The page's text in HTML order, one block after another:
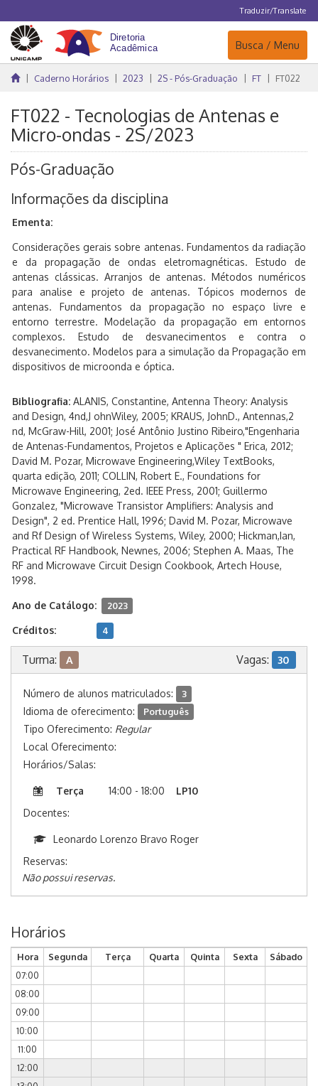
Traduzir/Translate
Navegação
Busca / Menu
Caderno Horários 2023 2S - Pós-Graduação FT FT022
FT022 - Tecnologias de Antenas e
Micro-ondas - 2S/2023
Pós-Graduação
Informações da disciplina
Ementa:
Considerações gerais sobre antenas. Fundamentos da radiação
e da propagação de ondas eletromagnéticas. Estudo de
antenas clássicas. Arranjos de antenas. Métodos numéricos
para analise e projeto de antenas. Tópicos modernos de
antenas. Fundamentos da propagação no espaço livre e
entorno terrestre. Modelação da propagação em entornos
complexos. Estudo de desvanecimentos e contra o
desvanecimento. Modelos para a simulação da Propagação em
dispositivos de microonda e óptica.
Bibliografia: ALANIS, Constantine, Antenna Theory: Analysis
and Design, 4nd,J ohnWiley, 2005; KRAUS, JohnD., Antennas,2
nd, McGraw-Hill, 2001; José Antônio Justino Ribeiro,"Engenharia
de Antenas-Fundamentos, Projetos e Aplicações " Erica, 2012;
David M. Pozar, Microwave Engineering,Wiley TextBooks,
quarta edição, 2011; COLLIN, Robert E., Foundations for
Microwave Engineering, 2ed. IEEE Press, 2001; Guillermo
Gonzalez, "Microwave Transistor Amplifiers: Analysis and
Design", 2 ed. Prentice Hall, 1996; David M. Pozar, Microwave
and Rf Design of Wireless Systems, Wiley, 2000; Hickman,Ian,
Practical RF Handbook, Newnes, 2006; Stephen A. Maas, The
RF and Microwave Circuit Design Cookbook, Artech House,
1998.
Ano de Catálogo: 2023
Créditos: 4
Turma: A Vagas: 30
Número de alunos matriculados: 3
Idioma de oferecimento: Português
Tipo Oferecimento: Regular
Local Oferecimento:
Horários/Salas:
Terça 14:00 - 18:00
LP10
Docentes:
Leonardo Lorenzo Bravo Roger
Reservas:
Não possui reservas.
Horários
Hora Segunda Terça Quarta Quinta Sexta
Sábado
07:00
08:00
09:00
10:00
11:00
12:00